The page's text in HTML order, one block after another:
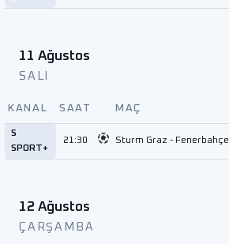
11 Ağustos
SALI
KANAL SAAT MAÇ
S
SPORT+
21:30 Sturm Graz - Fenerbahçe
12 Ağustos
ÇARŞAMBA